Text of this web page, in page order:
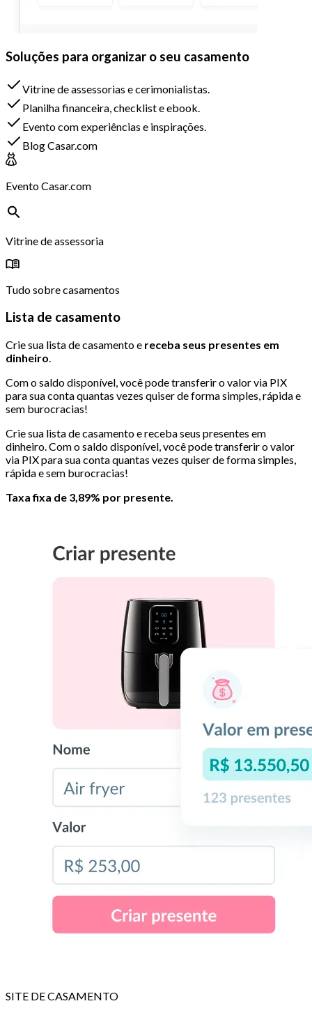
Soluções para organizar o seu casamento
Vitrine de assessorias e cerimonialistas.
Planilha financeira, checklist e ebook.
Evento com experiências e inspirações.
Blog Casar.com
Evento Casar.com
Vitrine de assessoria
Tudo sobre casamentos
Lista de casamento
Crie sua lista de casamento e receba seus presentes em
dinheiro
Com o saldo disponível, você pode transferir o valor via PIX
para sua conta quantas vezes quiser de forma simples, rápida e
sem burocracias!
Crie sua lista de casamento e receba seus presentes em
dinheiro. Com o saldo disponível, você pode transferir o valor
via PIX para sua conta quantas vezes quiser de forma simples,
rápida e sem burocracias!
Taxa fixa de 3,89% por presente.
SITE DE CASAMENTO